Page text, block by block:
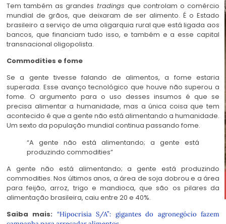
Tem também as grandes tradings que controlam o comércio
mundial de grãos, que deixaram de ser alimento. É o Estado
brasileiro a serviço de uma oligarquia rural que está ligada aos
bancos, que financiam tudo isso, e também e a esse capital
transnacional oligopolista.
Commodities e fome
Se a gente tivesse falando de alimentos, a fome estaria
superada. Esse avanço tecnológico que houve não superou a
fome. O argumento para o uso desses insumos é que se
precisa alimentar a humanidade, mas a única coisa que tem
acontecido é que a gente não está alimentando a humanidade.
Um sexto da população mundial continua passando fome.
“A gente não está alimentando; a gente está
produzindo commodities”
A gente não está alimentando; a gente está produzindo
commodities. Nos últimos anos, a área de soja dobrou e a área
para feijão, arroz, trigo e mandioca, que são os pilares da
alimentação brasileira, caiu entre 20 e 40%.
Saiba mais: “Hipocrisia S/A”: gigantes do agronegócio fazem